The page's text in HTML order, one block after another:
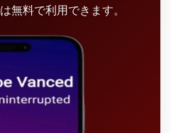
無料で利用できます。